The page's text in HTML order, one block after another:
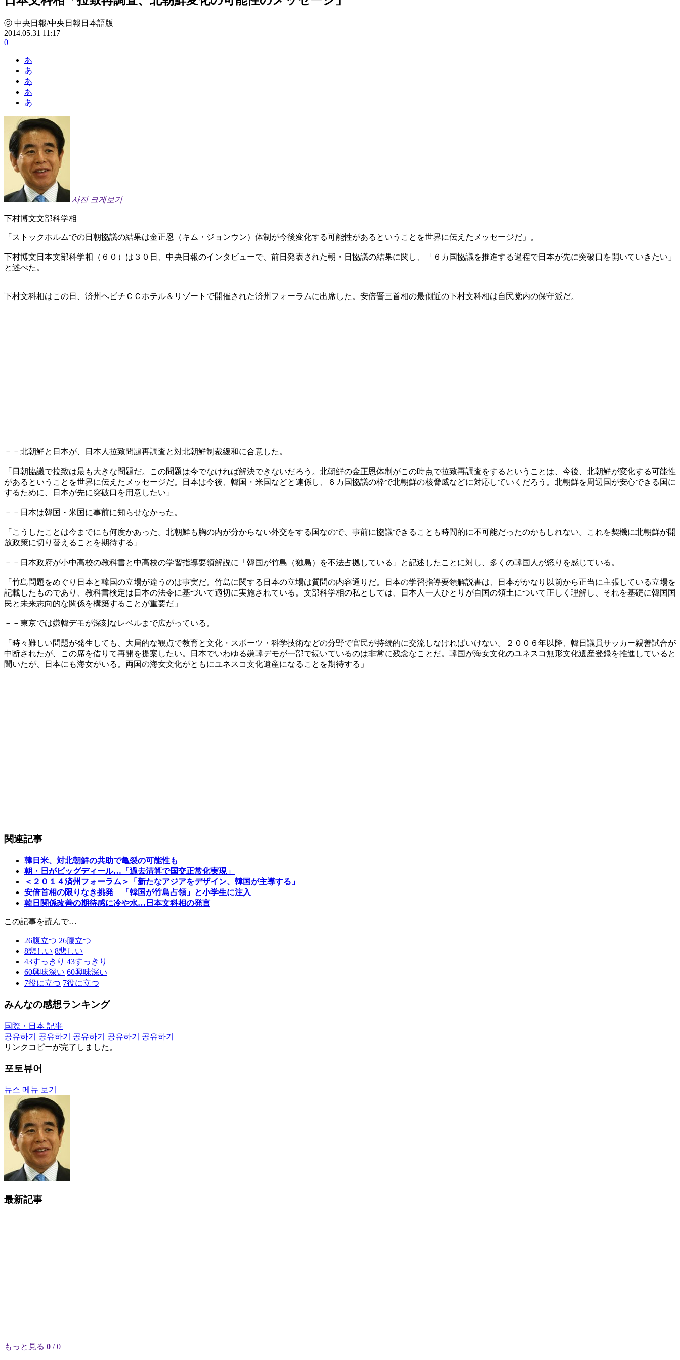
ⓒ 中央日報/中央日報日本語版
2014.05.31 11:17
0
あ
あ
あ
あ
あ
사진 크게보기
下村博文文部科学相
「ストックホルムでの日朝協議の結果は金正恩（キム・ジョンウン）体制が今後変化する可能性があるということを世界に伝えたメッセージだ」。
下村博文日本文部科学相（６０）は３０日、中央日報のインタビューで、前日発表された朝・日協議の結果に関し、「６カ国協議を推進する過程で日本が先に突破口を開いていきたい」
と述べた。
下村文科相はこの日、済州ヘビチＣＣホテル＆リゾートで開催された済州フォーラムに出席した。安倍晋三首相の最側近の下村文科相は自民党内の保守派だ。
－－北朝鮮と日本が、日本人拉致問題再調査と対北朝鮮制裁緩和に合意した。
「日朝協議で拉致は最も大きな問題だ。この問題は今でなければ解決できないだろう。北朝鮮の金正恩体制がこの時点で拉致再調査をするということは、今後、北朝鮮が変化する可能性
があるということを世界に伝えたメッセージだ。日本は今後、韓国・米国などと連係し、６カ国協議の枠で北朝鮮の核脅威などに対応していくだろう。北朝鮮を周辺国が安心できる国に
するために、日本が先に突破口を用意したい」
－－日本は韓国・米国に事前に知らせなかった。
「こうしたことは今までにも何度かあった。北朝鮮も胸の内が分からない外交をする国なので、事前に協議できることも時間的に不可能だったのかもしれない。これを契機に北朝鮮が開
放政策に切り替えることを期待する」
－－日本政府が小中高校の教科書と中高校の学習指導要領解説に「韓国が竹島（独島）を不法占拠している」と記述したことに対し、多くの韓国人が怒りを感じている。
「竹島問題をめぐり日本と韓国の立場が違うのは事実だ。竹島に関する日本の立場は質問の内容通りだ。日本の学習指導要領解説書は、日本がかなり以前から正当に主張している立場を
記載したものであり、教科書検定は日本の法令に基づいて適切に実施されている。文部科学相の私としては、日本人一人ひとりが自国の領土について正しく理解し、それを基礎に韓国国
民と未来志向的な関係を構築することが重要だ」
－－東京では嫌韓デモが深刻なレベルまで広がっている。
「時々難しい問題が発生しても、大局的な観点で教育と文化・スポーツ・科学技術などの分野で官民が持続的に交流しなければいけない。２００６年以降、韓日議員サッカー親善試合が
中断されたが、この席を借りて再開を提案したい。日本でいわゆる嫌韓デモが一部で続いているのは非常に残念なことだ。韓国が海女文化のユネスコ無形文化遺産登録を推進していると
聞いたが、日本にも海女がいる。両国の海女文化がともにユネスコ文化遺産になることを期待する」
関連記事
韓日米、対北朝鮮の共助で亀裂の可能性も
朝・日がビッグディール…「過去清算で国交正常化実現」
＜２０１４済州フォーラム＞「新たなアジアをデザイン、韓国が主導する」
安倍首相の限りなき挑発 「韓国が竹島占領」と小学生に注入
韓日関係改善の期待感に冷や水…日本文科相の発言
この記事を読んで…
26腹立つ 26腹立つ
8悲しい 8悲しい
43すっきり 43すっきり
60興味深い 60興味深い
7役に立つ 7役に立つ
みんなの感想ランキング
国際・日本 記事
공유하기
공유하기 공유하기 공유하기
공유하기
リンクコピーが完了しました。
포토뷰어
뉴스 메뉴 보기
最新記事
もっと見る 0 / 0